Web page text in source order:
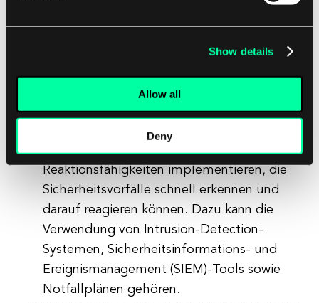
Show details
Allow all
Deny
Reaktionsfähigkeiten:In einer Multi-cloud-
Umgebung sind Organisationen einer
ausgesetzt, wie z. B. Malware, Phishing-
Angriffe und Datenverletzungen. Um diese
Risiken zu mindern, sollten Organisationen
Bedrohungserkennungs- und
Reaktionsfähigkeiten implementieren, die
Sicherheitsvorfälle schnell erkennen und
darauf reagieren können. Dazu kann die
Verwendung von Intrusion-Detection-
Systemen, Sicherheitsinformations- und
Ereignismanagement (SIEM)-Tools sowie
Notfallplänen gehören.